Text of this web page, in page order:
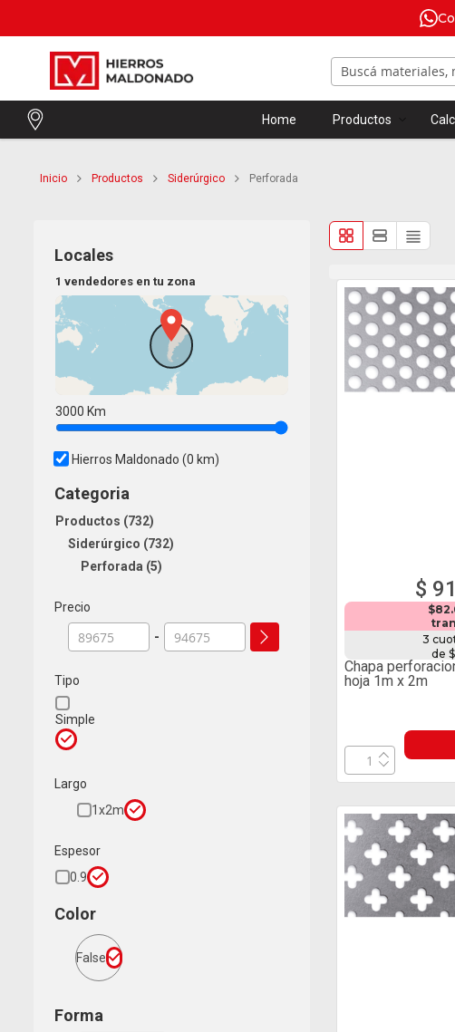
Home Productos
Inicio Productos Siderúrgico Perforada
Locales
1 vendedores en tu zona
3000 Km
Hierros Maldonado (0 km)
Categoria
Productos
732
Siderúrgico
732
Perforada 5
Precio
-
Tipo
Simple
Largo
1x2m
Espesor
0.9
Color
False
Forma
$
3
de
Chapa
hoja 1m x 2m